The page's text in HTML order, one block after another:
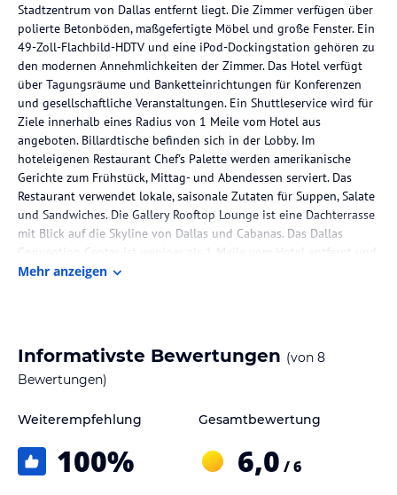
Stadtzentrum von Dallas entfernt liegt. Die Zimmer verfügen über
polierte Betonböden, maßgefertigte Möbel und große Fenster. Ein
49-Zoll-Flachbild-HDTV und eine iPod-Dockingstation gehören zu
den modernen Annehmlichkeiten der Zimmer. Das Hotel verfügt
über Tagungsräume und Banketteinrichtungen für Konferenzen
und gesellschaftliche Veranstaltungen. Ein Shuttleservice wird für
Ziele innerhalb eines Radius von 1 Meile vom Hotel aus
angeboten. Billardtische befinden sich in der Lobby. Im
hoteleigenen Restaurant Chef's Palette werden amerikanische
Gerichte zum Frühstück, Mittag- und Abendessen serviert. Das
Restaurant verwendet lokale, saisonale Zutaten für Suppen, Salate
und Sandwiches. Die Gallery Rooftop Lounge ist eine Dachterrasse
mit Blick auf die Skyline von Dallas und Cabanas. Das Dallas
Convention Center ist weniger als 1 Meile vom Hotel entfernt und
der Flughafen Dallas Love Field ist etwa 15 Minuten Fahrtzeit
Das Canvas Hotel Dallas liegt in Dallas, der nächste Flughafen ist
Dallas - Love Field (DAL).
die mit einem Aufzug erreichbar sind. Die Zimmer verfügen über
einen Safe, einen Kühlschrank, eine Mikrowelle und eine
Mehr anzeigen
Informativste Bewertungen (von 8
Bewertungen)
Weiterempfehlung
100%
Gesamtbewertung
6,0 / 6